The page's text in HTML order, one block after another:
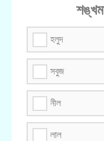
হলুদ
সবুজ
নীল
লাল